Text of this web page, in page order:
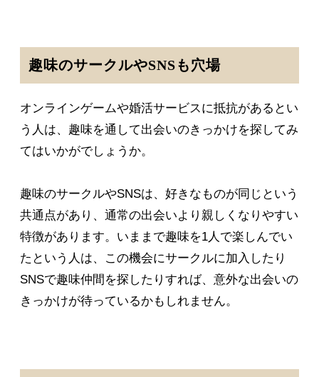
趣味のサークルやSNSも穴場
オンラインゲームや婚活サービスに抵抗があるとい
う人は、趣味を通して出会いのきっかけを探してみ
てはいかがでしょうか。
趣味のサークルやSNSは、好きなものが同じという
共通点があり、通常の出会いより親しくなりやすい
特徴があります。いままで趣味を1人で楽しんでい
たという人は、この機会にサークルに加入したり
SNSで趣味仲間を探したりすれば、意外な出会いの
きっかけが待っているかもしれません。